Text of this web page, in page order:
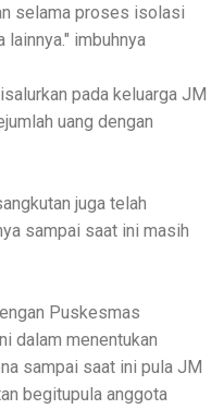
selama proses isolasi
imbuhnya
pada keluarga JM
uang dengan
juga telah
sampai saat ini masih
Puskesmas
dalam menentukan
sampai saat ini pula JM
begitupula anggota